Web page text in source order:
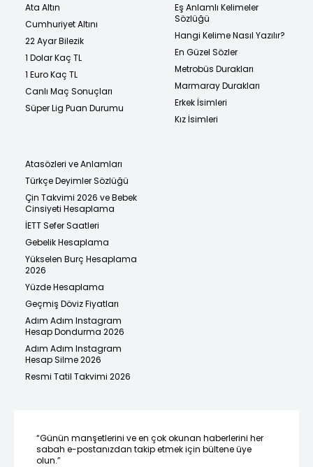
Ata Altın
Cumhuriyet Altını
22 Ayar Bilezik
1 Dolar Kaç TL
1 Euro Kaç TL
Canlı Maç Sonuçları
Süper Lig Puan Durumu
Eş Anlamlı Kelimeler
Sözlüğü
Hangi Kelime Nasıl Yazılır?
En Güzel Sözler
Metrobüs Durakları
Marmaray Durakları
Erkek İsimleri
Kız İsimleri
Atasözleri ve Anlamları
Türkçe Deyimler Sözlüğü
Çin Takvimi 2026 ve Bebek
Cinsiyeti Hesaplama
İETT Sefer Saatleri
Gebelik Hesaplama
Yükselen Burç Hesaplama
2026
Yüzde Hesaplama
Geçmiş Döviz Fiyatları
Adım Adım Instagram
Hesap Dondurma 2026
Adım Adım Instagram
Hesap Silme 2026
Resmi Tatil Takvimi 2026
“Günün manşetlerini ve en çok okunan haberlerini her
sabah e-postanızdan takip etmek için bültene üye
olun.”